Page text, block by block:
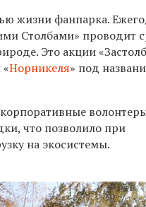
жизни фанпарка.
Столбами» проводит
Это акции
«Норникеля» под
что позволило при
на экосистемы.